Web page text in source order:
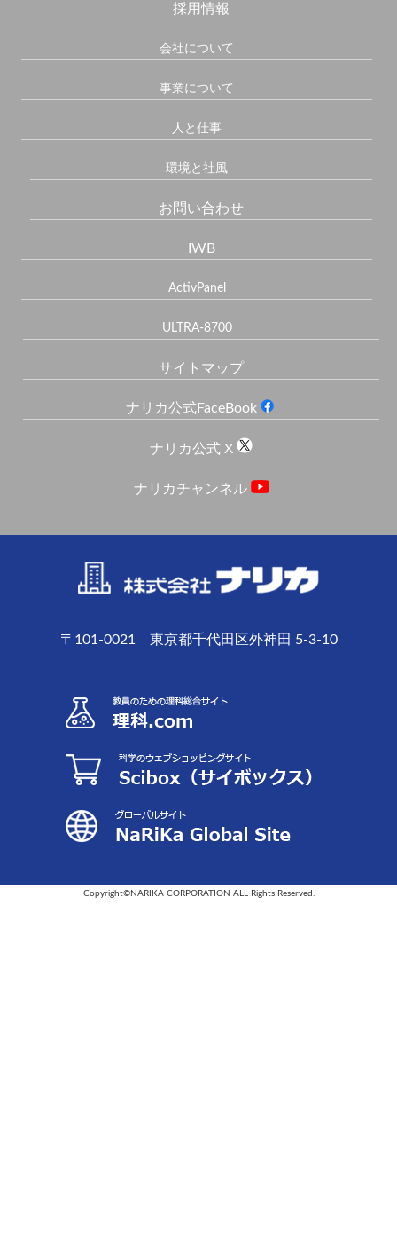
採用情報
会社について
事業について
人と仕事
環境と社風
お問い合わせ
IWB
ActivPanel
ULTRA-8700
サイトマップ
ナリカ公式FaceBook
ナリカ公式 X
ナリカチャンネル
〒101-0021 東京都千代田区外神田 5-3-10
Copyright©NARIKA CORPORATION ALL Rights Reserved.